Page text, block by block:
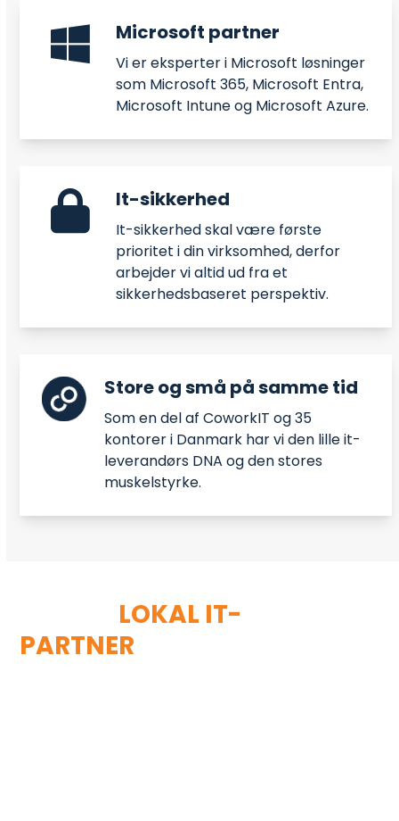
Microsoft partner
Vi er eksperter i Microsoft løsninger
som Microsoft 365, Microsoft Entra,
Microsoft Intune og Microsoft Azure.
It-sikkerhed
It-sikkerhed skal være første
prioritet i din virksomhed, derfor
arbejder vi altid ud fra et
sikkerhedsbaseret perspektiv.
Store og små på samme tid
Som en del af CoworkIT og 35
kontorer i Danmark har vi den lille it-
leverandørs DNA og den stores
muskelstyrke.
LOKAL IT-
PARTNER